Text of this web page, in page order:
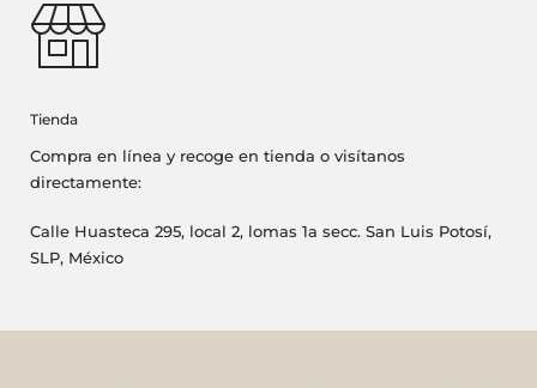
Tienda
Compra en línea y recoge en tienda o visítanos
directamente:
Calle Huasteca 295, local 2, lomas 1a secc. San Luis Potosí,
SLP, México